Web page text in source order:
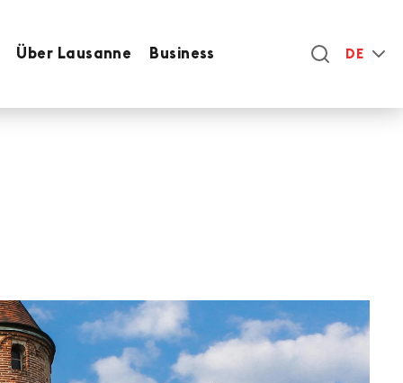
Über Lausanne Business DE